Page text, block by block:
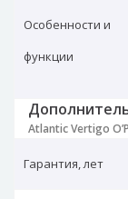
Особенности и
функции
Atlantic Vertigo
Гарантия, лет